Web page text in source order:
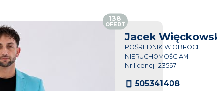
Jacek
POŚREDNIK W OBROCIE
NIERUCHOMOŚCIAMI
Nr licencji: 23567
505341408
138
OFERT